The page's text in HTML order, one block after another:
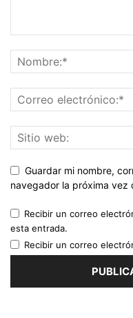
Guardar mi nombre,
navegador la próxima vez
Recibir un correo
esta entrada.
Recibir un correo